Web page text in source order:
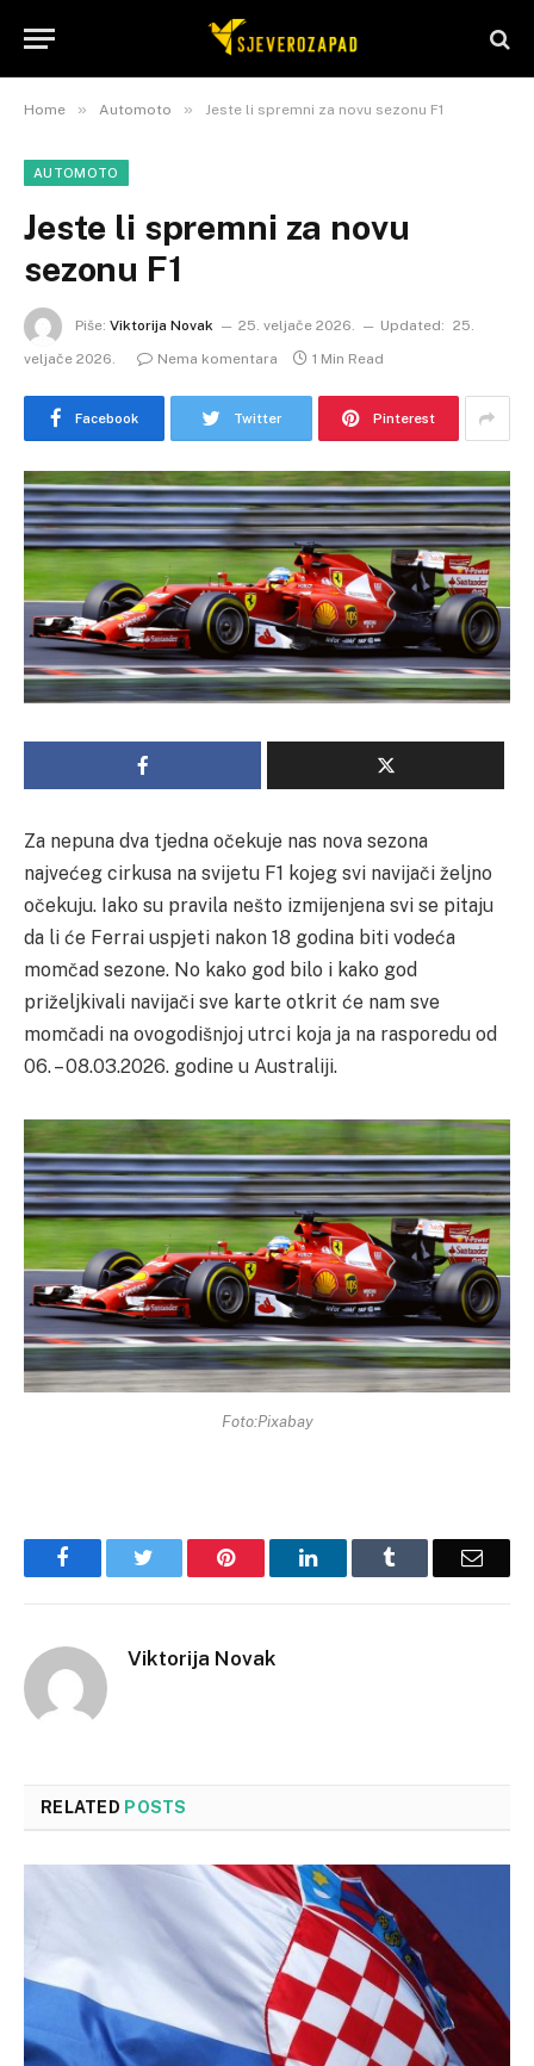
Home » Automoto » Jeste li spremni za novu sezonu F1
AUTOMOTO
Jeste li spremni za novu
sezonu F1
Piše: Viktorija Novak 25. veljače 2026. Updated: 25.
veljače 2026.
Nema komentara 1 Min Read
Facebook Twitter Pinterest
Za nepuna dva tjedna očekuje nas nova sezona
najvećeg cirkusa na svijetu F1 kojeg svi navijači željno
očekuju. Iako su pravila nešto izmijenjena svi se pitaju
da li će Ferrai uspjeti nakon 18 godina biti vodeća
momčad sezone. No kako god bilo i kako god
priželjkivali navijači sve karte otkrit će nam sve
momčadi na ovogodišnjoj utrci koja ja na rasporedu od
06. – 08.03.2026. godine u Australiji.
Foto:Pixabay
Facebook Pinterest LinkedIn Email
Viktorija Novak
RELATED POSTS